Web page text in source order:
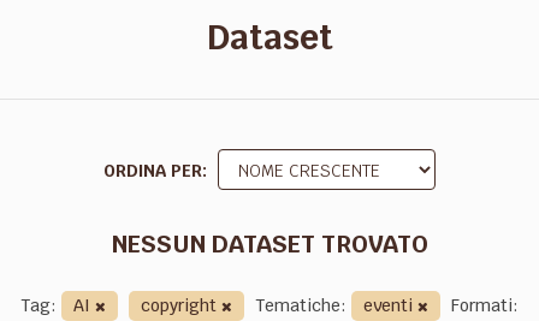
Dataset
ORDINA PER
NESSUN DATASET TROVATO
Tag: AI copyright Tematiche: eventi
Formati: